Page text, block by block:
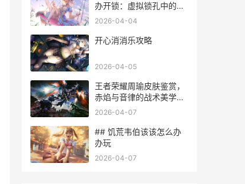
办开锁：虚拟锁孔中的诚
实道义
2026-04-04
开心消消乐攻略
2026-04-05
王者荣耀周瑜皮肤鉴赏，
赤焰与音律的战术美学副
标题
2026-04-07
## 饥荒韦伯该该怎么办
办玩
2026-04-07